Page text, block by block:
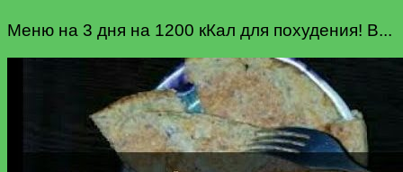
Меню на 3 дня на 1200 кКал для похудения! В...